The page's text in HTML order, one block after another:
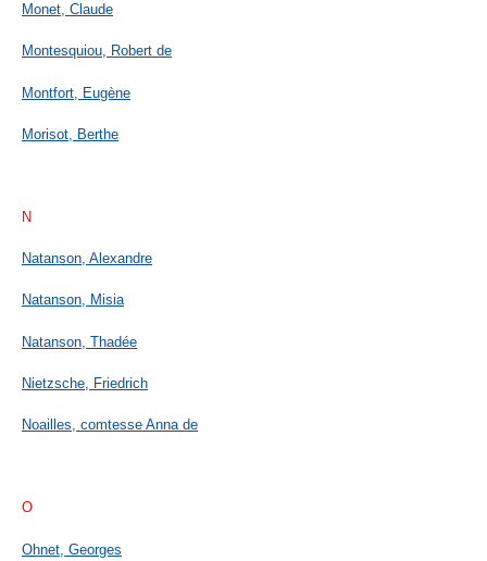
Monet, Claude
Montesquiou, Robert de
Montfort, Eugène
Morisot, Berthe
N
Natanson, Alexandre
Natanson, Misia
Natanson, Thadée
Nietzsche, Friedrich
Noailles, comtesse Anna de
O
Ohnet, Georges